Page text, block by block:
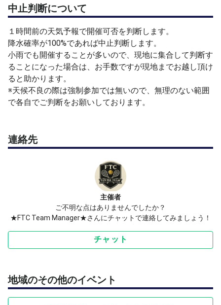
中止判断について
１時間前の天気予報で開催可否を判断します。
降水確率が100%であれば中止判断します。
小雨でも開催することが多いので、現地に集合して判断す
ることになった場合は、お手数ですが現地までお越し頂け
ると助かります。
※天候不良の際は強制参加では無いので、無理のない範囲
で各自でご判断をお願いしております。
連絡先
主催者
ご不明な点はありませんでしたか？
★FTC Team Manager★さんにチャットで連絡してみましょう！
チャット
地域のその他のイベント